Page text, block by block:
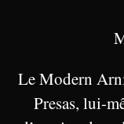
Le Modern
Presas, lui-